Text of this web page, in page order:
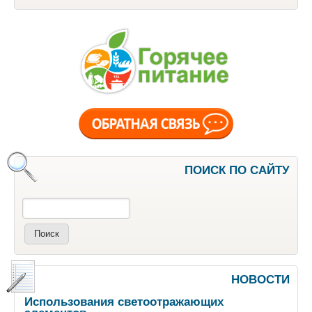
ПОИСК ПО САЙТУ
Поиск
НОВОСТИ
Использования светоотражающих